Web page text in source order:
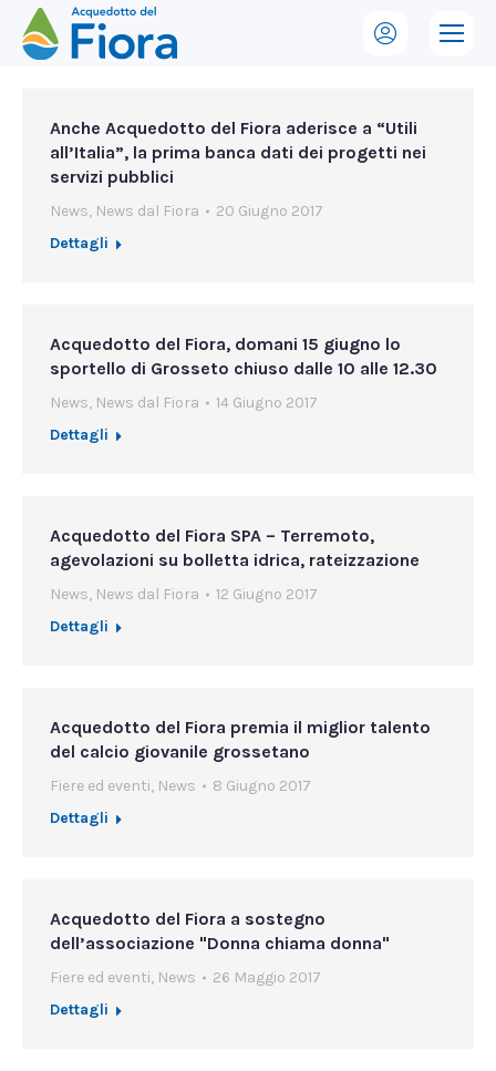
Anche Acquedotto del Fiora aderisce a “Utili
all’Italia”, la prima banca dati dei progetti nei
servizi pubblici
News, News dal Fiora
20 Giugno 2017
Dettagli
Acquedotto del Fiora, domani 15 giugno lo
sportello di Grosseto chiuso dalle 10 alle 12.30
News, News dal Fiora
14 Giugno 2017
Dettagli
Acquedotto del Fiora SPA – Terremoto,
agevolazioni su bolletta idrica, rateizzazione
News, News dal Fiora
12 Giugno 2017
Dettagli
Acquedotto del Fiora premia il miglior talento
del calcio giovanile grossetano
Fiere ed eventi, News
8 Giugno 2017
Dettagli
Acquedotto del Fiora a sostegno
dell’associazione "Donna chiama donna"
Fiere ed eventi, News
26 Maggio 2017
Dettagli